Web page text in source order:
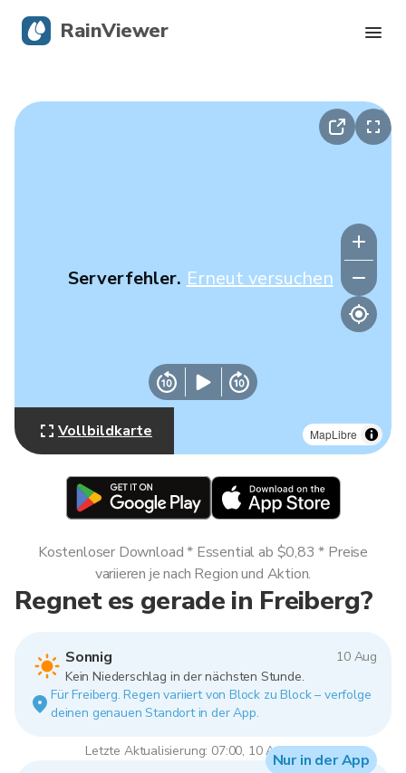
MapLibre
Serverfehler. Erneut versuchen
Vollbildkarte
Regnet es gerade in Freiberg?
Sonnig
10 Aug
Kein Niederschlag in der nächsten Stunde.
Für Freiberg. Regen variiert von Block zu Block – verfolge
deinen genauen Standort in der App.
Letzte Aktualisierung: 07:00, 10 Aug 2026
Kostenloser Download * Essential ab $0,83 * Preise
variieren je nach Region und Aktion.
Nur in der App
RainViewer